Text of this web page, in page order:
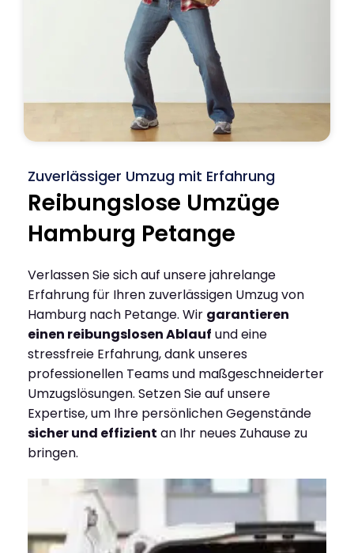
Zuverlässiger Umzug mit Erfahrung
Reibungslose Umzüge
Hamburg Petange
Verlassen Sie sich auf unsere jahrelange
Erfahrung für Ihren zuverlässigen Umzug von
Hamburg nach Petange. Wir garantieren
einen reibungslosen Ablauf und eine
stressfreie Erfahrung, dank unseres
professionellen Teams und maßgeschneiderter
Umzugslösungen. Setzen Sie auf unsere
Expertise, um Ihre persönlichen Gegenstände
sicher und effizient an Ihr neues Zuhause zu
bringen.